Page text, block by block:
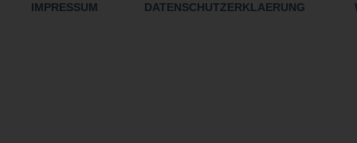
IMPRESSUM DATENSCHUTZERKLAERUNG